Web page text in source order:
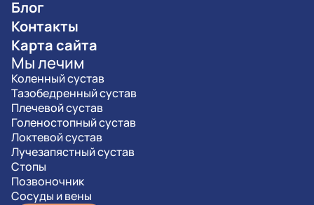
Блог
Контакты
Карта сайта
Мы лечим
Коленный сустав
Тазобедренный сустав
Плечевой сустав
Голеностопный сустав
Локтевой сустав
Лучезапястный сустав
Стопы
Позвоночник
Сосуды и вены